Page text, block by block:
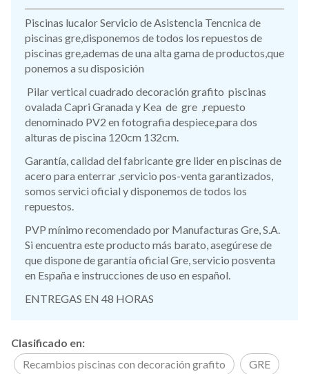
Piscinas lucalor Servicio de Asistencia Tencnica de
piscinas gre,disponemos de todos los repuestos de
piscinas gre,ademas de una alta gama de productos,que
ponemos a su disposición
Pilar vertical cuadrado decoración grafito piscinas
ovalada Capri Granada y Kea de gre ,repuesto
denominado PV2 en fotografia despiece,para dos
alturas de piscina 120cm 132cm.
Garantía, calidad del fabricante gre lider en piscinas de
acero para enterrar ,servicio pos-venta garantizados,
somos servici oficial y disponemos de todos los
repuestos.
PVP mínimo recomendado por Manufacturas Gre, S.A.
Si encuentra este producto más barato, asegúrese de
que dispone de garantía oficial Gre, servicio posventa
en España e instrucciones de uso en español.
ENTREGAS EN 48 HORAS
Clasificado en:
Recambios piscinas con decoración grafito
GRE